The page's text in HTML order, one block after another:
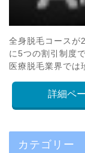
全身脱毛コースが
に5つの割引制度
医療脱毛業界では
詳細ペ
カテゴリー